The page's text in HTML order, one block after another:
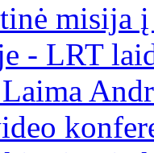
misija
- LRT
Laima